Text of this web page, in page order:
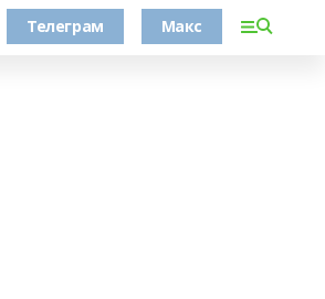
Телеграм Макс